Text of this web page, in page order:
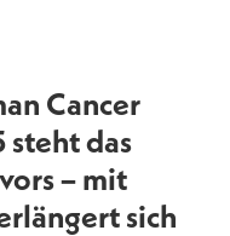
Cancer
steht das
– mit
sich